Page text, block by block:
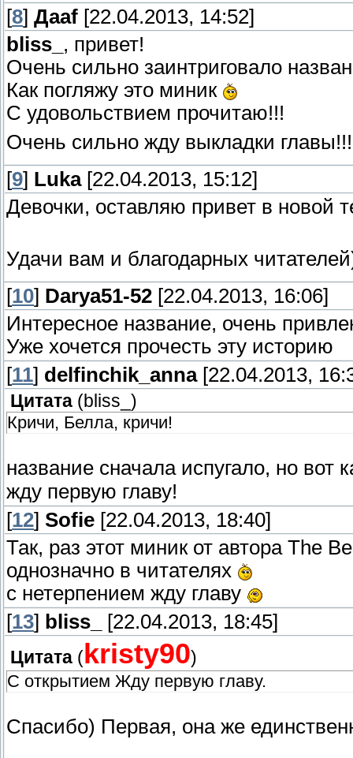
[8] Даaf [22.04.2013, 14:52]
bliss_ , привет!
Очень сильно заинтриговало
Как погляжу это миник
С удовольствием прочитаю!!!
Очень сильно жду выкладки
[9] Luka[22.04.2013, 15:12]
Девочки, оставляю привет в новой
Удачи вам и благодарных
[10] Darya51-52 [22.04.2013, 16:06]
Интересное название, очень
Уже хочется прочесть эту историю
[11] delfinchik_anna[22.04.2013,
Цитата (bliss_ )
Кричи, Белла, кричи!
название сначала испугало, но вот
жду первую главу!
[12] Sofie [22.04.2013, 18:40]
Так, раз этот миник от автора The
однозначно в читателях
с нетерпением жду главу
[13] bliss_ [22.04.2013, 18:45]
Цитата ( kristy90)
C открытием Жду первую главу.
Спасибо) Первая, она же